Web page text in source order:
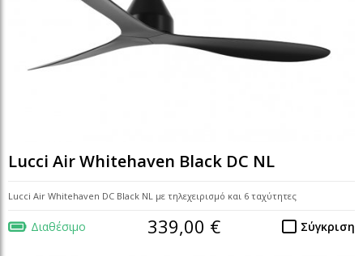
Lucci Air Whitehaven Black DC NL
Lucci Air Whitehaven DC Black NL με τηλεχειρισμό και 6 ταχύτητες
Διαθέσιμο Σύγκριση
339,00 €